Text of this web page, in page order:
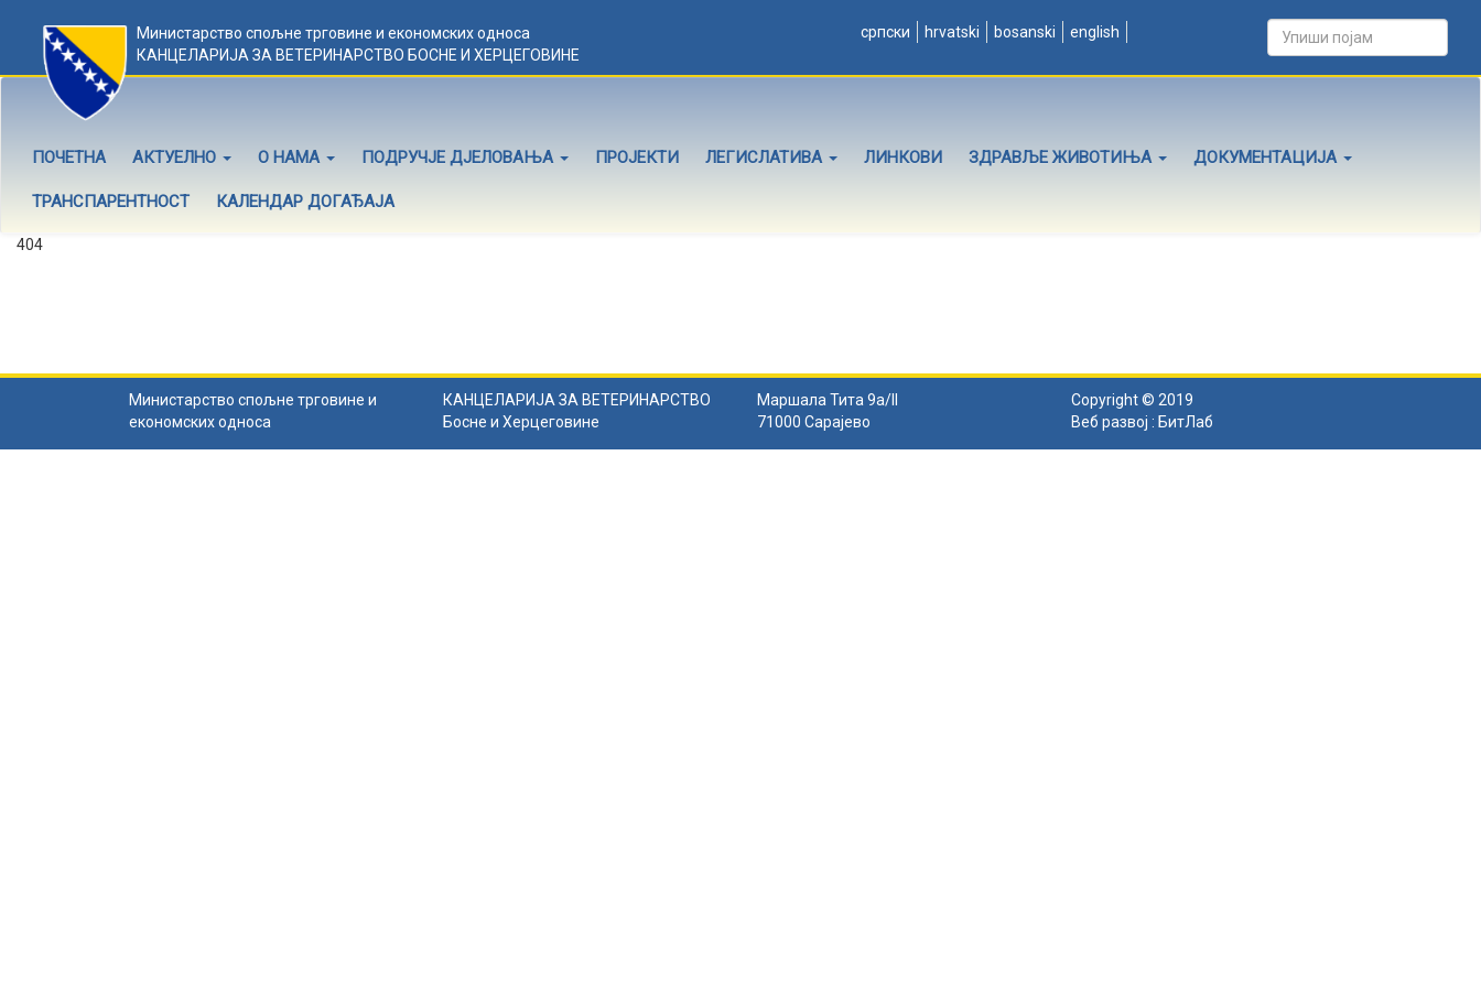
Министарство спољне трговине и економских односа
КАНЦЕЛАРИЈА ЗА ВЕТЕРИНАРСТВО БОСНЕ И ХЕРЦЕГОВИНЕ
српски hrvatski bosanski english
ПОЧЕТНА АКТУЕЛНО О НАМА ПОДРУЧЈЕ ДЈЕЛОВАЊА ПРОЈЕКТИ ЛЕГИСЛАТИВА ЛИНКОВИ ЗДРАВЉЕ ЖИВОТИЊА ДОКУМЕНТАЦИЈА
ТРАНСПАРЕНТНОСТ КАЛЕНДАР ДОГАЂАЈА
404
Министарство спољне трговине и
економских односа
КАНЦЕЛАРИЈА ЗА ВЕТЕРИНАРСТВО
Босне и Херцеговине
Маршала Тита 9а/II
71000 Сарајево
Copyright © 2019
Веб развој : БитЛаб